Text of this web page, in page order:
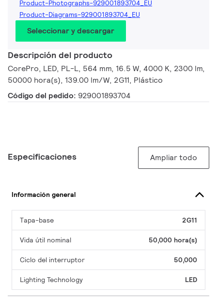
Product-Photographs-929001893704_EU
Product-Diagrams-929001893704_EU
Seleccionar y descargar
Descripción del producto
CorePro, LED, PL-L, 564 mm, 16.5 W, 4000 K, 2300 lm,
50000 hora(s), 139.00 lm/W, 2G11, Plástico
Código del pedido: 929001893704
Especificaciones Ampliar todo
Información general
Tapa-base 2G11
Vida útil nominal 50,000 hora(s)
Ciclo del interruptor 50,000
Lighting Technology LED